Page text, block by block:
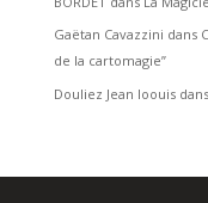
Gaëtan Cavazzini dans
de la cartomagie”
Douliez Jean loouisdans